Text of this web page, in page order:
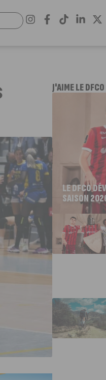
J'AIME LE DFCO
LE DFCO
SAISON